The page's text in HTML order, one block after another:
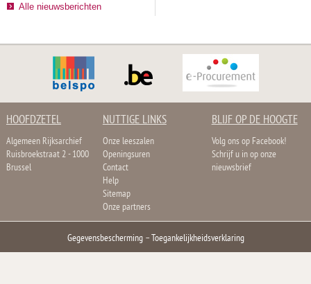
Alle nieuwsberichten
HOOFDZETEL
Algemeen Rijksarchief
Ruisbroekstraat 2 - 1000
Brussel
NUTTIGE LINKS
Onze leeszalen
Openingsuren
Contact
Help
Sitemap
Onze partners
BLIJF OP DE HOOGTE
Volg ons op Facebook!
Schrijf u in op onze
nieuwsbrief
Gegevensbescherming–Toegankelijkheidsverklaring